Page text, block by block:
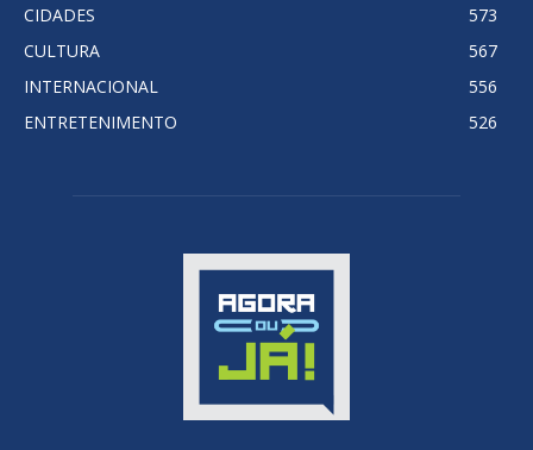
CIDADES
573
CULTURA
567
INTERNACIONAL
556
ENTRETENIMENTO
526